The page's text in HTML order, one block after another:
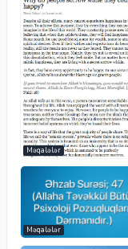
Məqalələr
Məqalələr